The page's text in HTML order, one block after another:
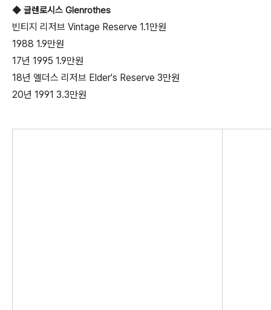
◆ 글렌로시스 Glenrothes
빈티지 리저브 Vintage Reserve 1.1만원
1988 1.9만원
17년 1995 1.9만원
18년 엘더스 리저브 Elder's Reserve 3만원
20년 1991 3.3만원